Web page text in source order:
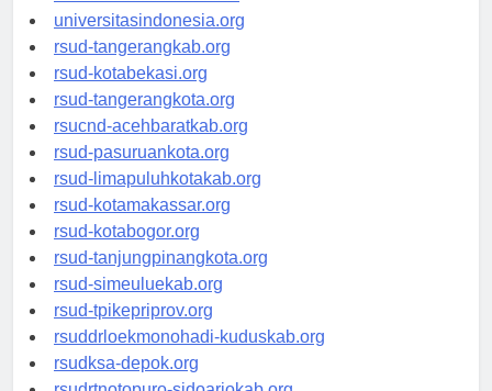
universitassamarinda.id
universitasindonesia.org
rsud-tangerangkab.org
rsud-kotabekasi.org
rsud-tangerangkota.org
rsucnd-acehbaratkab.org
rsud-pasuruankota.org
rsud-limapuluhkotakab.org
rsud-kotamakassar.org
rsud-kotabogor.org
rsud-tanjungpinangkota.org
rsud-simeuluekab.org
rsud-tpikepriprov.org
rsuddrloekmonohadi-kuduskab.org
rsudksa-depok.org